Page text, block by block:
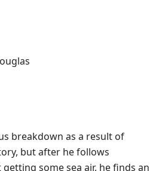
breakdown as a result of
but after he follows
some sea air, he finds an